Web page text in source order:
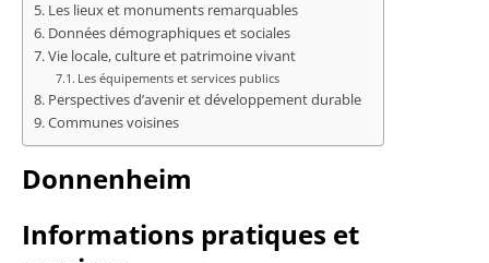
Les lieux et monuments remarquables
Données démographiques et sociales
Vie locale, culture et patrimoine vivant
Les équipements et services publics
Perspectives d’avenir et développement durable
Communes voisines
Donnenheim
Informations pratiques et